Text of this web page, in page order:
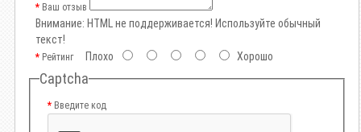
Ваш отзыв
Внимание: HTML не поддерживается! Используйте обычный
текст!
РейтингПлохо Хорошо
Captcha
Введите код